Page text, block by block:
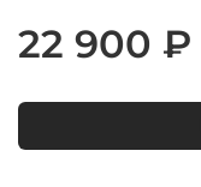
22 900 ₽